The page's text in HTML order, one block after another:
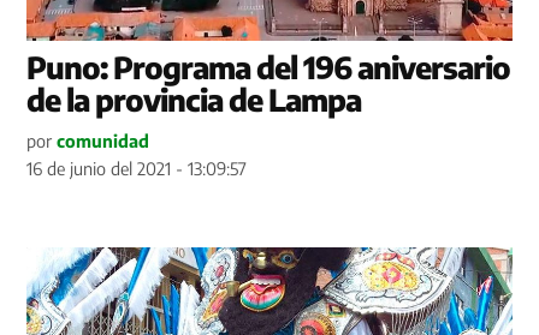
Puno: Programa del 196 aniversario
de la provincia de Lampa
por comunidad
16 de junio del 2021 - 13:09:57